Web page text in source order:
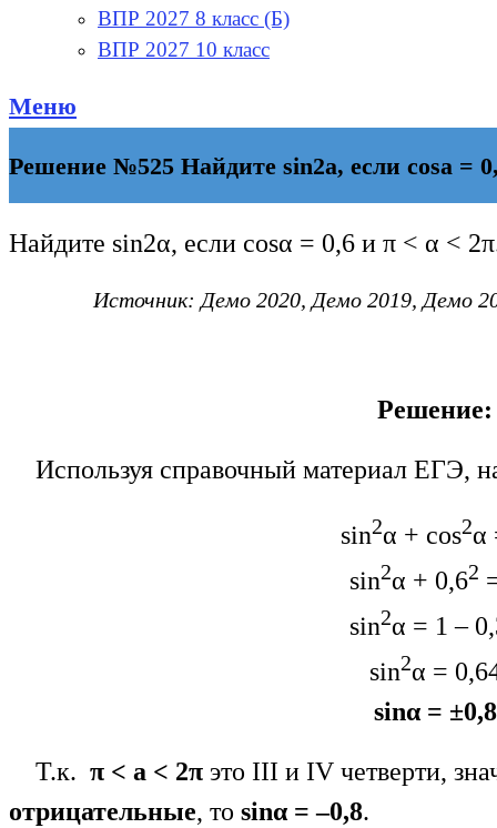
ВПР 2027 8 класс (Б)
ВПР 2027 10 класс
Меню
Решение №525 Найдите sin2a, ecли cosa =
Найдите sin2α, ecли cosα = 0,6 и π < α <
Источник: Демо 2020, Демо 2019, Демо
Решение:
Используя справочный материал ЕГЭ,
sin2α + cos2α
sin2α + 0,62
sin2α = 1 –
sin2α =
sinα = ±0,8
Т.к. π < a < 2π это III и IV четверти,
отрицательные, то sinα = –0,8.